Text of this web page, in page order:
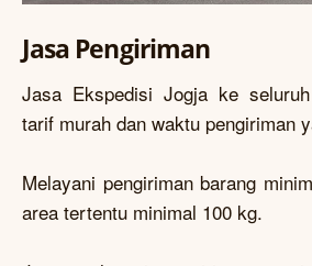
Jasa Pengiriman
Jasa Ekspedisi Jogja ke
tarif murah dan waktu pengiriman
Melayani pengiriman barang
area tertentu minimal 100 kg.